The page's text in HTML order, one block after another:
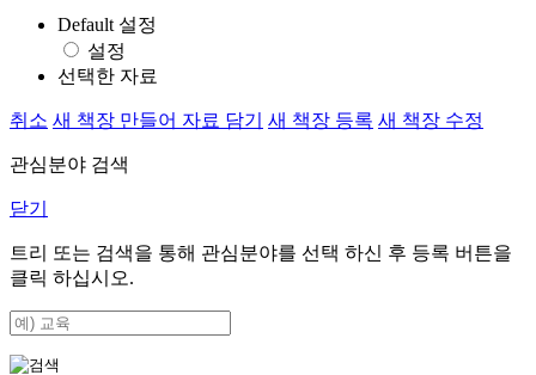
Default 설정
설정
선택한 자료
취소 새 책장 만들어 자료 담기 새 책장 등록 새 책장 수정
관심분야 검색
닫기
트리 또는 검색을 통해 관심분야를 선택 하신 후 등록 버튼을
클릭 하십시오.